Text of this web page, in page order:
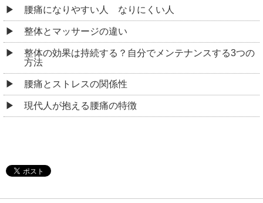
腰痛になりやすい人 なりにくい人
整体とマッサージの違い
整体の効果は持続する？自分でメンテナンスする3つの
方法
腰痛とストレスの関係性
現代人が抱える腰痛の特徴